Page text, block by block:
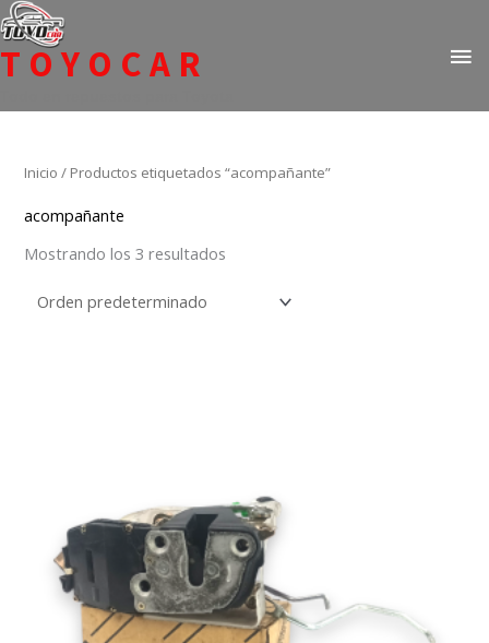
Ir
al
contenido
TOYOCAR
Inicio / Productos etiquetados “acompañante”
acompañante
Mostrando los 3 resultados